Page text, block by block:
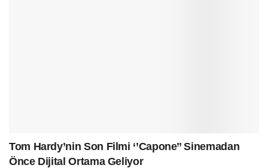
Tom Hardy’nin Son Filmi ‘’Capone’’ Sinemadan
Önce Dijital Ortama Geliyor